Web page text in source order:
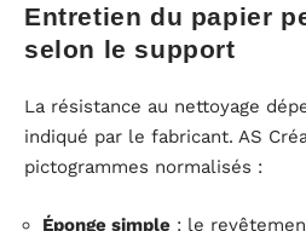
Entretien du papier
selon le support
La résistance au nettoyage
indiqué par le fabricant. AS
pictogrammes normalisés :
Éponge simple : le